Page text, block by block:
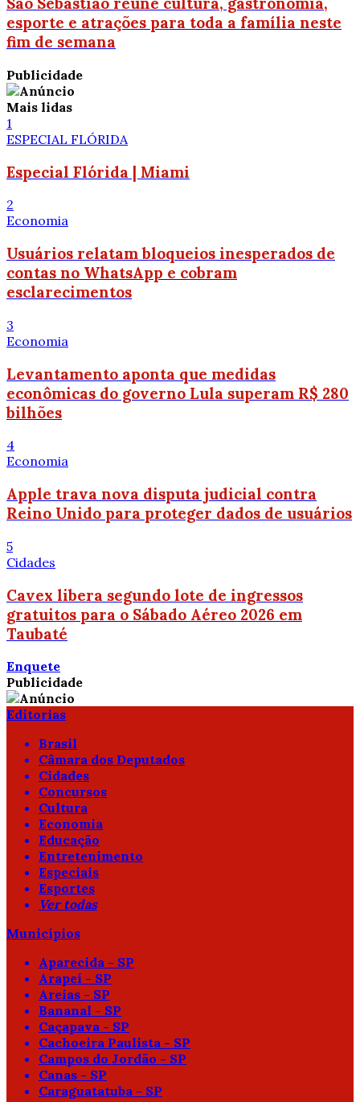
esporte e atrações para toda a família neste
fim de semana
Publicidade
Mais lidas
1
ESPECIAL FLÓRIDA
Especial Flórida | Miami
2
Economia
Usuários relatam bloqueios inesperados de
contas no WhatsApp e cobram
esclarecimentos
3
Economia
Levantamento aponta que medidas
econômicas do governo Lula superam R$ 280
bilhões
4
Economia
Apple trava nova disputa judicial contra
Reino Unido para proteger dados de usuários
5
Cidades
Cavex libera segundo lote de ingressos
gratuitos para o Sábado Aéreo 2026 em
Taubaté
Enquete
Publicidade
Editorias
Brasil
Câmara dos Deputados
Cidades
Concursos
Cultura
Economia
Educação
Entretenimento
Especiais
Esportes
Ver todas
Municípios
Aparecida - SP
Arapeí - SP
Areias - SP
Bananal - SP
Caçapava - SP
Cachoeira Paulista - SP
Campos do Jordão - SP
Canas - SP
Caraguatatuba - SP